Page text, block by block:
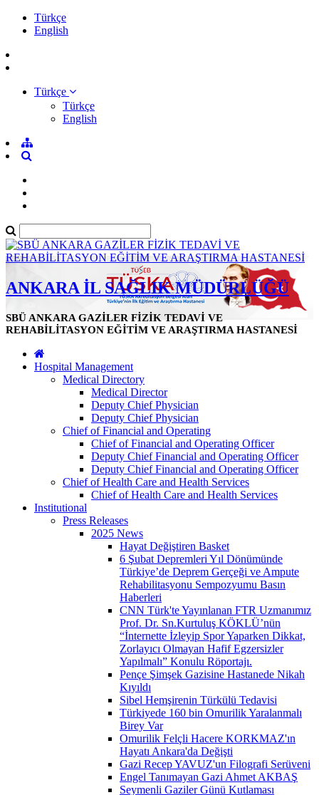
Türkçe
English
Türkçe
Türkçe
English
ANKARA İL SAĞLIK MÜDÜRLÜĞÜ
SBÜ ANKARA GAZİLER FİZİK TEDAVİ VE
REHABİLİTASYON EĞİTİM VE ARAŞTIRMA HASTANESİ
Hospital Management
Medical Directory
Medical Director
Deputy Chief Physician
Deputy Chief Physician
Chief of Financial and Operating
Chief of Financial and Operating Officer
Deputy Chief Financial and Operating Officer
Deputy Chief Financial and Operating Officer
Chief of Health Care and Health Services
Chief of Health Care and Health Services
Institutional
Press Releases
2025 News
Hayat Değiştiren Basket
6 Şubat Depremleri Yıl Dönümünde
Türkiye’de Deprem Gerçeği ve Ampute
Rehabilitasyonu Sempozyumu Basın
Haberleri
CNN Türk'te Yayınlanan FTR Uzmanımız
Prof. Dr. Sn.Kurtuluş KÖKLÜ’nün
“İnternette İzleyip Spor Yaparken Dikkat,
Zorlayıcı Olmayan Hafif Egzersizler
Yapılmalı” Konulu Röportajı.
Pençe Şimşek Gazisine Hastanede Nikah
Kıyıldı
Sibel Hemşirenin Türkülü Tedavisi
Türkiyede 160 bin Omurilik Yaralanmalı
Birey Var
Omurilik Felçli Hacere KORKMAZ'ın
Hayatı Ankara'da Değişti
Gazi Recep YAVUZ'un Filografi Serüveni
Engel Tanımayan Gazi Ahmet AKBAŞ
Seymenli Gaziler Günü Kutlaması